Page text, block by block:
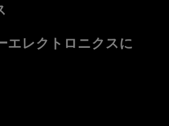
エレクトロニクスに